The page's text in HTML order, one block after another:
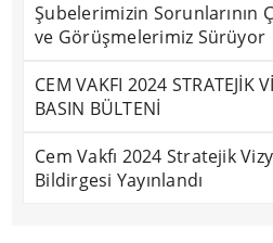
Şubelerimizin Sorunlarının
ve Görüşmelerimiz Sürüyor
CEM VAKFI 2024 STRATEJİK
BASIN BÜLTENİ
Cem Vakfı 2024 Stratejik
Bildirgesi Yayınlandı